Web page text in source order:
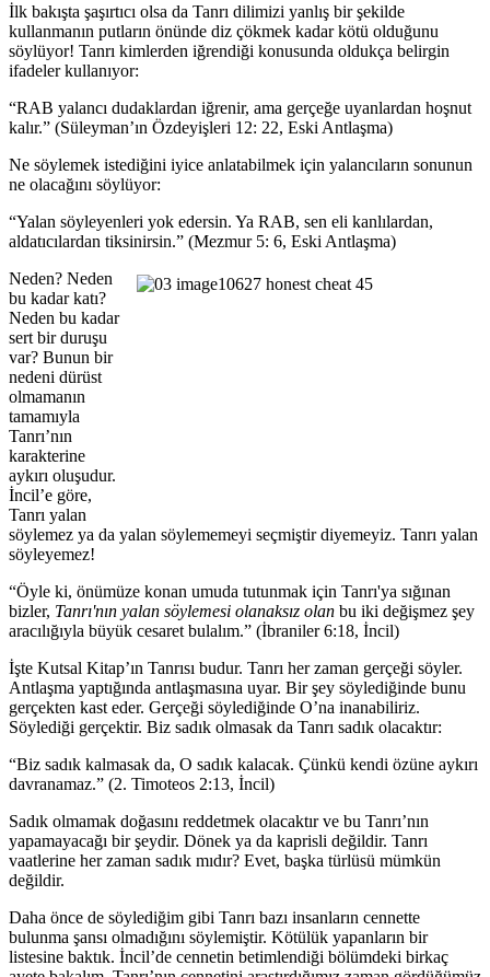
İlk bakışta şaşırtıcı olsa da Tanrı dilimizi yanlış bir şekilde
kullanmanın putların önünde diz çökmek kadar kötü olduğunu
söylüyor! Tanrı kimlerden iğrendiği konusunda oldukça belirgin
ifadeler kullanıyor:
“RAB yalancı dudaklardan iğrenir, ama gerçeğe uyanlardan hoşnut
kalır.” (Süleyman’ın Özdeyişleri 12: 22, Eski Antlaşma)
Ne söylemek istediğini iyice anlatabilmek için yalancıların sonunun
ne olacağını söylüyor:
“Yalan söyleyenleri yok edersin. Ya RAB, sen eli kanlılardan,
aldatıcılardan tiksinirsin.” (Mezmur 5: 6, Eski Antlaşma)
Neden? Neden
bu kadar katı?
Neden bu kadar
sert bir duruşu
var? Bunun bir
nedeni dürüst
olmamanın
tamamıyla
Tanrı’nın
karakterine
aykırı oluşudur.
İncil’e göre,
Tanrı yalan
söylemez ya da yalan söylememeyi seçmiştir diyemeyiz. Tanrı yalan
söyleyemez!
“Öyle ki, önümüze konan umuda tutunmak için Tanrı'ya sığınan
bizler, Tanrı'nın yalan söylemesi olanaksız olan bu iki değişmez şey
aracılığıyla büyük cesaret bulalım.” (İbraniler 6:18, İncil)
İşte Kutsal Kitap’ın Tanrısı budur. Tanrı her zaman gerçeği söyler.
Antlaşma yaptığında antlaşmasına uyar. Bir şey söylediğinde bunu
gerçekten kast eder. Gerçeği söylediğinde O’na inanabiliriz.
Söylediği gerçektir. Biz sadık olmasak da Tanrı sadık olacaktır:
“Biz sadık kalmasak da, O sadık kalacak. Çünkü kendi özüne aykırı
davranamaz.” (2. Timoteos 2:13, İncil)
Sadık olmamak doğasını reddetmek olacaktır ve bu Tanrı’nın
yapamayacağı bir şeydir. Dönek ya da kaprisli değildir. Tanrı
vaatlerine her zaman sadık mıdır? Evet, başka türlüsü mümkün
değildir.
Daha önce de söylediğim gibi Tanrı bazı insanların cennette
bulunma şansı olmadığını söylemiştir. Kötülük yapanların bir
listesine baktık. İncil’de cennetin betimlendiği bölümdeki birkaç